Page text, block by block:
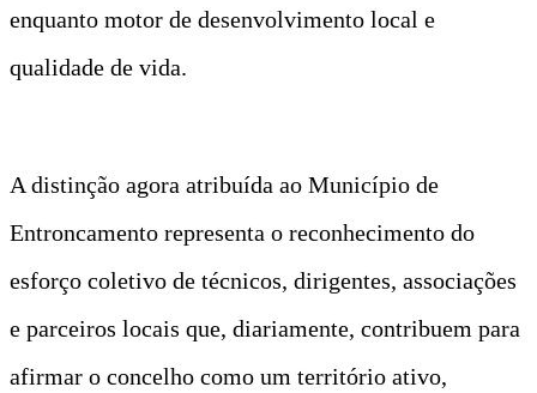
enquanto motor de desenvolvimento local e
qualidade de vida.
A distinção agora atribuída ao Município de
Entroncamento representa o reconhecimento do
esforço coletivo de técnicos, dirigentes, associações
e parceiros locais que, diariamente, contribuem para
afirmar o concelho como um território ativo,